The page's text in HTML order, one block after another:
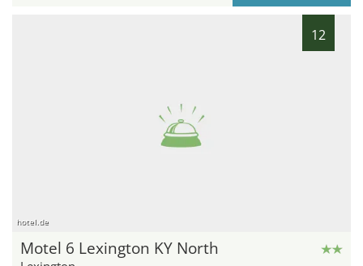
12
hotel.de
Motel 6 Lexington KY North